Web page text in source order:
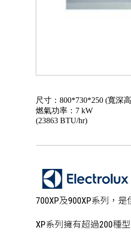
尺寸：800*730*250 (寬深
燃氣功率：7 kW
(23863 BTU/hr)
700XP及900XP系列，
XP系列擁有超過200種